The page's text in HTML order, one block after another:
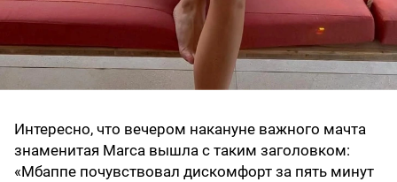
Интересно, что вечером накануне важного мачта
знаменитая Marca вышла с таким заголовком:
«Мбаппе почувствовал дискомфорт за пять минут